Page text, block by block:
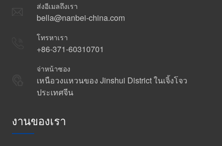
ส่งอีเมลถึงเรา
bella@nanbei-china.com
โทรหาเรา
+86-371-60310701
จ่าหน้าซอง
เหนือวงแหวนของ Jinshui District ในเจิ้งโจว
ประเทศจีน
งานของเรา